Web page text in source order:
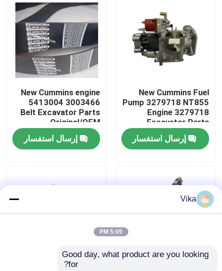
حول بنا
ضبط الجودة
اتصل بنا
طلب اقتباس
New Cummins Fuel
Pump 3279718 NT855
Engine 3279718
Excavator Parts
Original/OEM
إرسال استفسار
New Cummins engine
5413004 3003466
Belt Excavator Parts
Original/OEM
إرسال استفسار
New Cummins Engine
Vika
5:09 PM
Good day, what product are you looking
for?